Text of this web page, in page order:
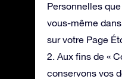
Personnelles
vous-même
sur votre Page
2. Aux fins de «
conservons vos